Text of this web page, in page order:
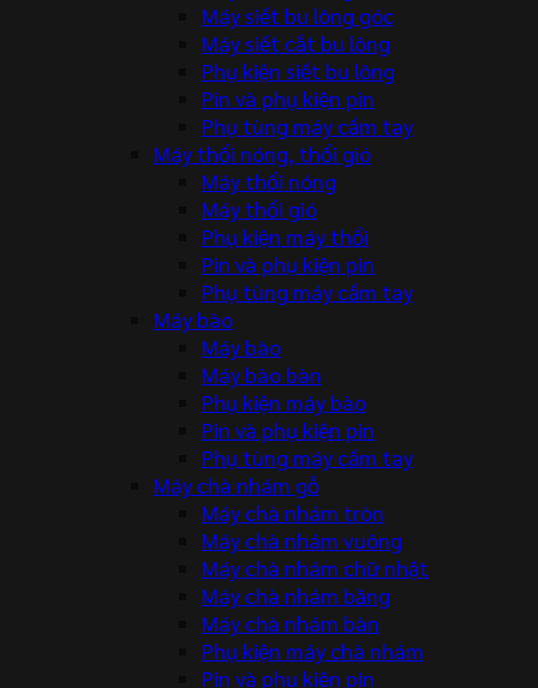
Máy siết bu lông góc
Máy siết cắt bu lông
Phụ kiện siết bu lông
Pin và phụ kiện pin
Phụ tùng máy cầm tay
Máy thổi nóng, thổi gió
Máy thổi nóng
Máy thổi gió
Phụ kiện máy thổi
Pin và phụ kiện pin
Phụ tùng máy cầm tay
Máy bào
Máy bào
Máy bào bàn
Phụ kiện máy bào
Pin và phụ kiện pin
Phụ tùng máy cầm tay
Máy chà nhám gỗ
Máy chà nhám tròn
Máy chà nhám vuông
Máy chà nhám chữ nhật
Máy chà nhám băng
Máy chà nhám bàn
Phụ kiện máy chà nhám
Pin và phụ kiện pin